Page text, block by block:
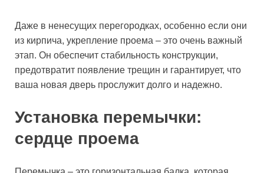
Даже в ненесущих перегородках, особенно если они
из кирпича, укрепление проема – это очень важный
этап. Он обеспечит стабильность конструкции,
предотвратит появление трещин и гарантирует, что
ваша новая дверь прослужит долго и надежно.
Установка перемычки:
сердце проема